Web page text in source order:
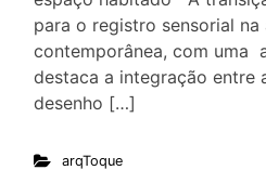
para o registro sensorial na
contemporânea, com uma
destaca a integração entre
desenho […]
arqToque